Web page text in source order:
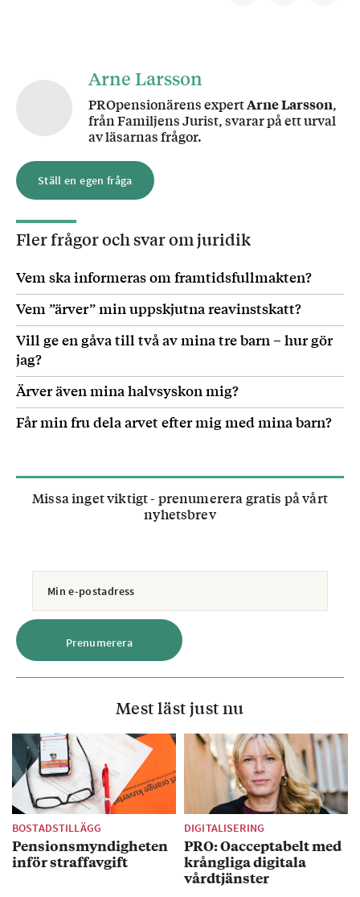
Arne Larsson
PROpensionärens expertArne Larsson,
från Familjens Jurist, svarar på ett urval
av läsarnas frågor.
Ställ en egen fråga
Fler frågor och svar omjuridik
Vem ska informeras om framtidsfullmakten?
Vem ”ärver” min uppskjutna reavinstskatt?
Vill ge en gåva till två av mina tre barn – hur gör
jag?
Ärver även mina halvsyskon mig?
Får min fru dela arvet efter mig med mina barn?
Missa inget viktigt - prenumerera gratis på vårt
nyhetsbrev
Mest läst just nu
BOSTADSTILLÄGG
Pensionsmyndigheten
inför straffavgift
DIGITALISERING
PRO: Oacceptabelt med
krångliga digitala
vårdtjänster